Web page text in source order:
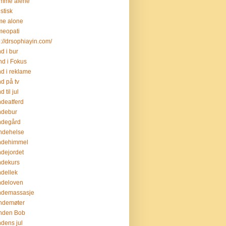
alone
drsophiayin.com/
i bur
i Fokus
i reklame
på tv
til jul
Bob
jul